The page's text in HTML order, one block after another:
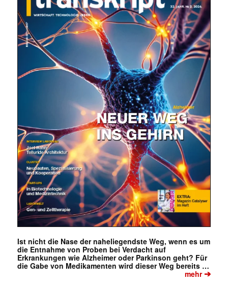
Ist nicht die Nase der naheliegendste Weg, wenn es um
die Entnahme von Proben bei Verdacht auf
Erkrankungen wie Alzheimer oder Parkinson geht? Für
die Gabe von Medikamenten wird dieser Weg bereits …
mehr➔